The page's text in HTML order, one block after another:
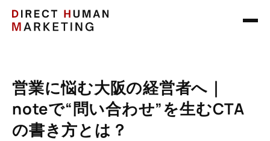
営業に悩む大阪の経営者へ｜
noteで“問い合わせ”を生むCTA
の書き方とは？